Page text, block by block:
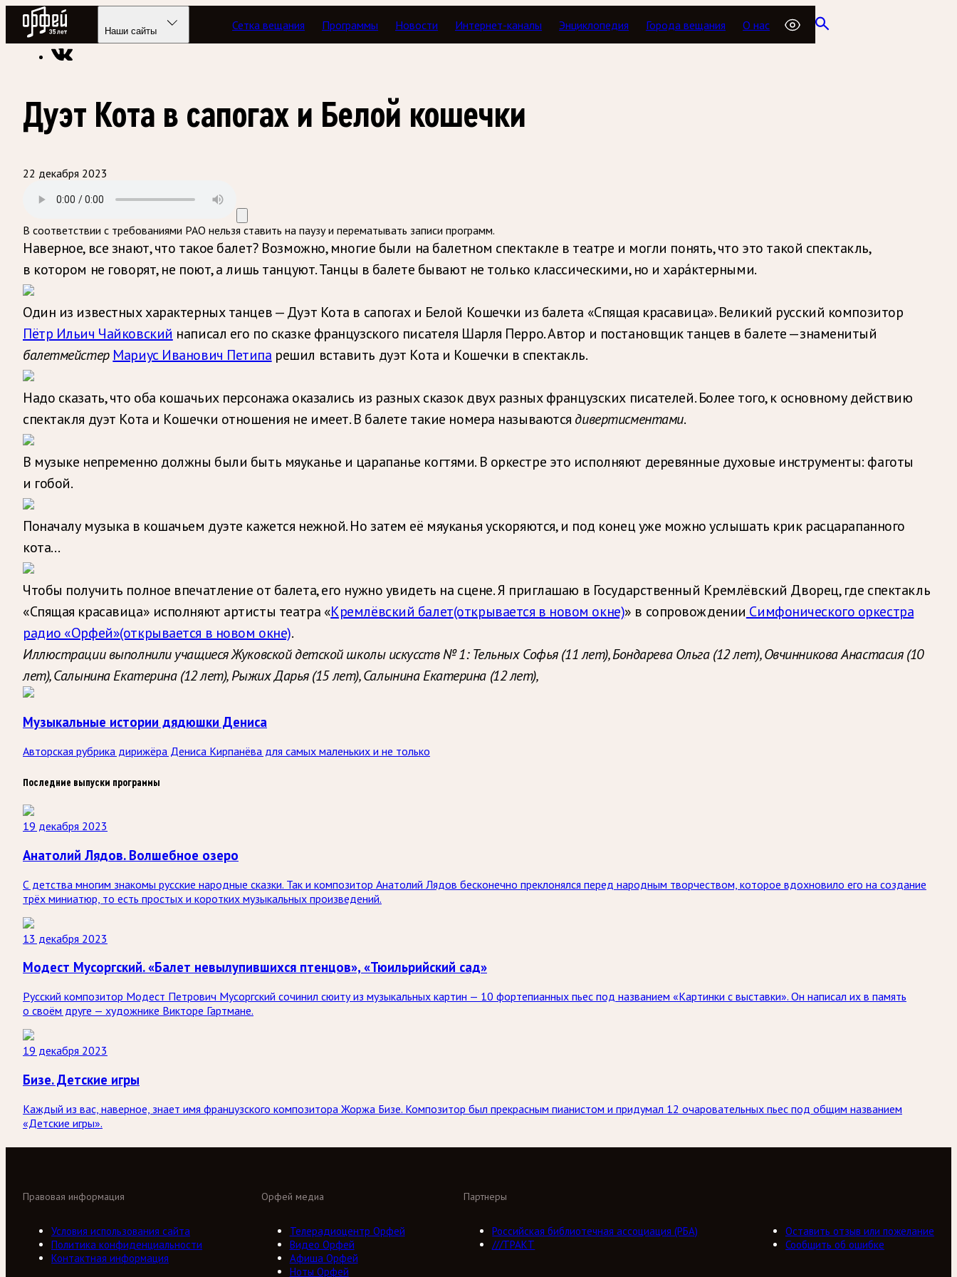
Радио Орфей
Наши сайты Сетка вещания Программы Новости Интернет-каналы Энциклопедия Города вещания О нас
Радио классической музыки «Орфей» Подкасты Музыкальные истории дядюшки Дениса
Дуэт Кота в сапогах и Белой кошечки
22 декабря 2023
В соответствии с требованиями РАО нельзя ставить на паузу и перематывать записи программ.
Наверное, все знают, что такое балет? Возможно, многие были на балетном спектакле в театре и могли понять, что это такой спектакль,
в котором не говорят, не поют, а лишь танцуют. Танцы в балете бывают не только классическими, но и хара́ктерными.
Один из известных характерных танцев — Дуэт Кота в сапогах и Белой Кошечки из балета «Спящая красавица». Великий русский композитор
Пётр Ильич Чайковский написал его по сказке французского писателя Шарля Перро. Автор и постановщик танцев в балете —знаменитый
балетмейстер Мариус Иванович Петипа решил вставить дуэт Кота и Кошечки в спектакль.
Надо сказать, что оба кошачьих персонажа оказались из разных сказок двух разных французских писателей. Более того, к основному действию
спектакля дуэт Кота и Кошечки отношения не имеет. В балете такие номера называются дивертисментами.
В музыке непременно должны были быть мяуканье и царапанье когтями. В оркестре это исполняют деревянные духовые инструменты: фаготы
и гобой.
Поначалу музыка в кошачьем дуэте кажется нежной. Но затем её мяуканья ускоряются, и под конец уже можно услышать крик расцарапанного
кота…
Чтобы получить полное впечатление от балета, его нужно увидеть на сцене. Я приглашаю в Государственный Кремлёвский Дворец, где спектакль
«Спящая красавица» исполняют артисты театра «Кремлёвский балет(открывается в новом окне)» в сопровождении Симфонического оркестра
радио «Орфей»(открывается в новом окне).
Иллюстрации выполнили учащиеся Жуковской детской школы искусств № 1: Тельных Софья (11 лет), Бондарева Ольга (12 лет), Овчинникова Анастасия (10
лет), Салынина Екатерина (12 лет), Рыжих Дарья (15 лет), Салынина Екатерина (12 лет),
Музыкальные истории дядюшки Дениса
Авторская рубрика дирижёра Дениса Кирпанёва для самых маленьких и не только
Последние выпуски программы
19 декабря 2023
Анатолий Лядов. Волшебное озеро
С детства многим знакомы русские народные сказки. Так и композитор Анатолий Лядов бесконечно преклонялся перед народным творчеством, которое вдохновило его на создание
трёх миниатюр, то есть простых и коротких музыкальных произведений.
13 декабря 2023
Модест Мусоргский. «Балет невылупившихся птенцов», «Тюильрийский сад»
Русский композитор Модест Петрович Мусоргский сочинил сюиту из музыкальных картин — 10 фортепианных пьес под названием «Картинки с выставки». Он написал их в память
о своём друге — художнике Викторе Гартмане.
19 декабря 2023
Бизе. Детские игры
Каждый из вас, наверное, знает имя французского композитора Жоржа Бизе. Композитор был прекрасным пианистом и придумал 12 очаровательных пьес под общим названием
«Детские игры».
Орфей медиа
Телерадиоцентр Орфей
Видео Орфей
Афиша Орфей
Ноты Орфей
Партнеры
Российская библиотечная ассоциация (РБА)
///ТРАКТ
Правовая информация
Условия использования сайта
Политика конфиденциальности
Контактная информация
Оставить отзыв или пожелание
Сообщить об ошибке